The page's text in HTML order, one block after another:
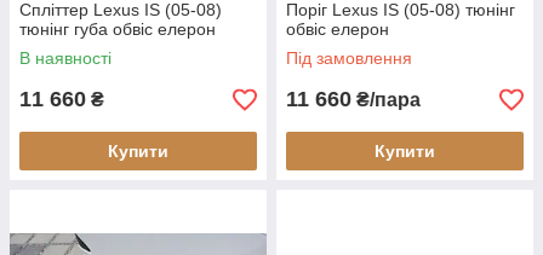
Спліттер Lexus IS (05-08)
тюнінг губа обвіс елерон
В наявності
11 660 ₴
Купити
Поріг Lexus IS (05-08) тюнінг
обвіс елерон
Під замовлення
11 660 ₴/пара
Купити